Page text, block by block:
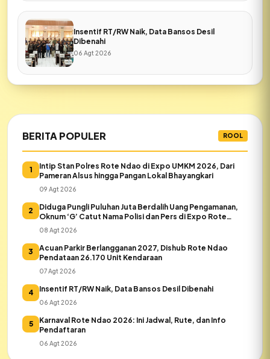
Insentif RT/RW Naik, Data Bansos Desil
Dibenahi
06 Agt 2026
BERITA POPULER ROOL
1
Intip Stan Polres Rote Ndao di Expo UMKM 2026, Dari
Pameran Alsus hingga Pangan Lokal Bhayangkari
09 Agt 2026
2
Diduga Pungli Puluhan Juta Berdalih Uang Pengamanan,
Oknum ‘G’ Catut Nama Polisi dan Pers di Expo Rote
Ndao
08 Agt 2026
3
Acuan Parkir Berlangganan 2027, Dishub Rote Ndao
Pendataan 26.170 Unit Kendaraan
07 Agt 2026
4 Insentif RT/RW Naik, Data Bansos Desil Dibenahi
06 Agt 2026
5
Karnaval Rote Ndao 2026: Ini Jadwal, Rute, dan Info
Pendaftaran
06 Agt 2026